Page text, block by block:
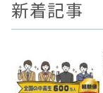
新着記事